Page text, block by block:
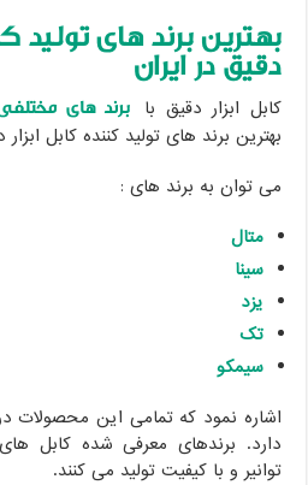
بهترین برند های تولید
دقیق در ایران
کابل ابزار دقیق با برند های
بهترین برند های تولید کننده کابل
می توان به برند های :
متال
سینا
یزد
تک
سیمکو
اشاره نمود که تمامی این محصولات
دارد. برندهای معرفی شده کابل های
توانیر و با کیفیت تولید می کنند.